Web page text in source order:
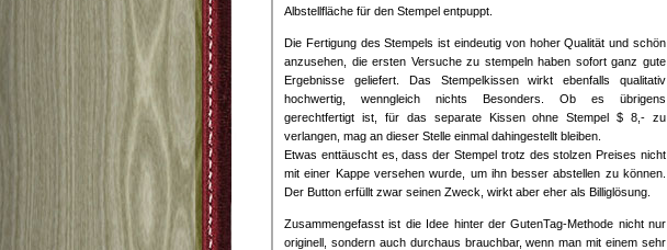
Albstellfläche für den Stempel entpuppt.
Die Fertigung des Stempels ist eindeutig von hoher Qualität und schön
anzusehen, die ersten Versuche zu stempeln haben sofort ganz gute
Ergebnisse geliefert. Das Stempelkissen wirkt ebenfalls qualitativ
hochwertig, wenngleich nichts Besonders. Ob es übrigens
gerechtfertigt ist, für das separate Kissen ohne Stempel $ 8,- zu
verlangen, mag an dieser Stelle einmal dahingestellt bleiben.
Etwas enttäuscht es, dass der Stempel trotz des stolzen Preises nicht
mit einer Kappe versehen wurde, um ihn besser abstellen zu können.
Der Button erfüllt zwar seinen Zweck, wirkt aber eher als Billiglösung.
Zusammengefasst ist die Idee hinter der GutenTag-Methode nicht nur
originell, sondern auch durchaus brauchbar, wenn man mit einem sehr